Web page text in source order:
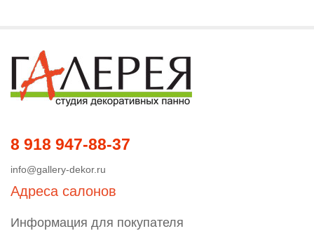
8 918 947-88-37
info@gallery-dekor.ru
Адреса салонов
Информация для покупателя